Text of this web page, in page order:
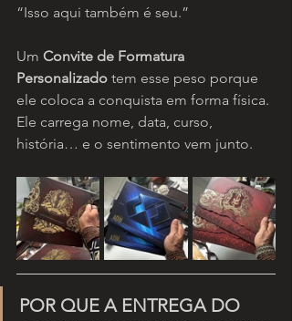
“Isso aqui também é seu.”
Um Convite de Formatura
Personalizado tem esse peso porque
ele coloca a conquista em forma física.
Ele carrega nome, data, curso,
história… e o sentimento vem junto.
POR QUE A ENTREGA DO